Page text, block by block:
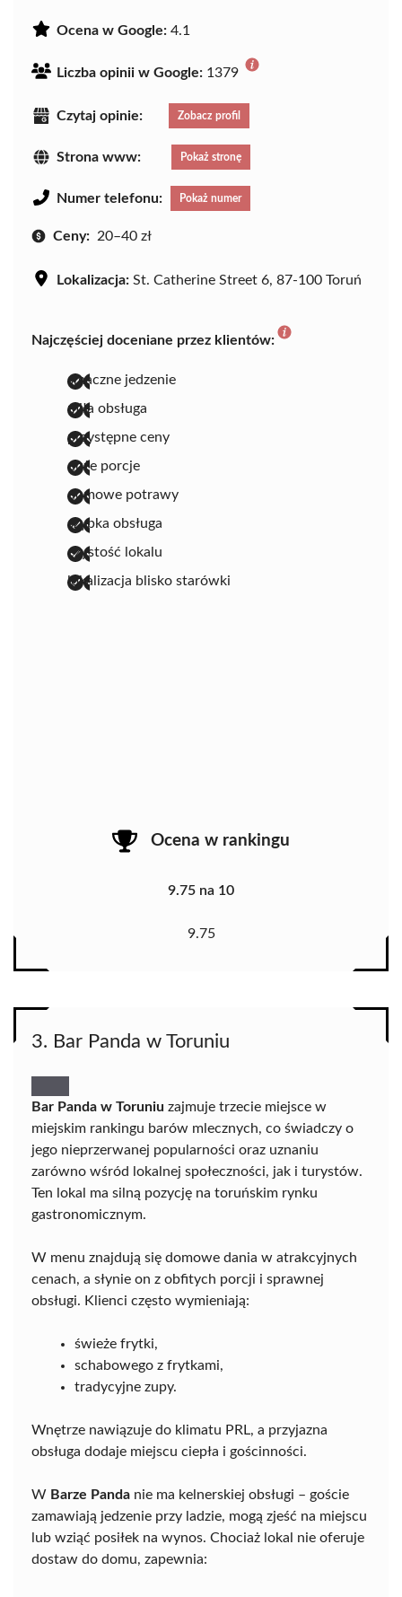
Ocena w Google: 4.1
Liczba opinii w Google: 1379
Czytaj opinie: Zobacz profil
Strona www: Pokaż stronę
Numer telefonu: Pokaż numer
Ceny: 20–40 zł
Lokalizacja: St. Catherine Street 6, 87-100 Toruń
Najczęściej doceniane przez klientów:
smaczne jedzenie
miła obsługa
przystępne ceny
duże porcje
domowe potrawy
szybka obsługa
czystość lokalu
lokalizacja blisko starówki
Ocena w rankingu
9.75 na 10
9.75
3. Bar Panda w Toruniu
Bar Panda w Toruniu zajmuje trzecie miejsce w
miejskim rankingu barów mlecznych, co świadczy o
jego nieprzerwanej popularności oraz uznaniu
zarówno wśród lokalnej społeczności, jak i turystów.
Ten lokal ma silną pozycję na toruńskim rynku
gastronomicznym.
W menu znajdują się domowe dania w atrakcyjnych
cenach, a słynie on z obfitych porcji i sprawnej
obsługi. Klienci często wymieniają:
świeże frytki,
schabowego z frytkami,
tradycyjne zupy.
Wnętrze nawiązuje do klimatu PRL, a przyjazna
obsługa dodaje miejscu ciepła i gościnności.
W Barze Panda nie ma kelnerskiej obsługi – goście
zamawiają jedzenie przy ladzie, mogą zjeść na miejscu
lub wziąć posiłek na wynos. Chociaż lokal nie oferuje
dostaw do domu, zapewnia: